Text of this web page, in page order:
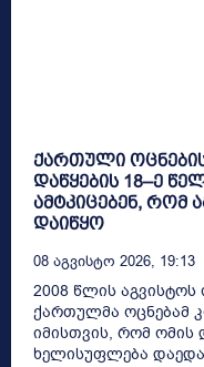
ქართული
დაწყების 18–ე
ამტკიცებენ, რომ
დაიწყო
08 Აგვისტო 2026, 19:13
2008 წლის
ქართულმა ოცნებამ
იმისთვის, რომ ომის
ხელისუფლება